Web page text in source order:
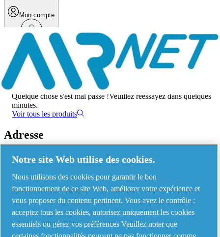
Mon compte
Menu
Une erreur s'est produite
Quelque chose s'est mal passé !Veuillez réessayez dans quelques
minutes.
Voir tous les produits
Adresse
AIRnet - C.Aria.C
Via Selva Maiolo, 5/7 - 36075, Montecchio Maggiore, Vicenza Italy
Contact us
Notre site Web utilise des cookies.
Nous utilisons des cookies pour garantir le bon
fonctionnement de ce site Web, améliorer votre expérience et
vous proposer du contenu pertinent. Vous avez le contrôle :
acceptez tous les cookies, autorisez uniquement les cookies
essentiels ou gérez vos préférences Veuillez noter que